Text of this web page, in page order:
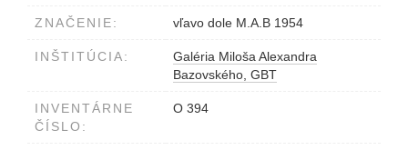
ZNAČENIE: vľavo dole M.A.B 1954
INŠTITÚCIA:
Galéria Miloša Alexandra
Bazovského, GBT
INVENTÁRNE
ČÍSLO:
O 394